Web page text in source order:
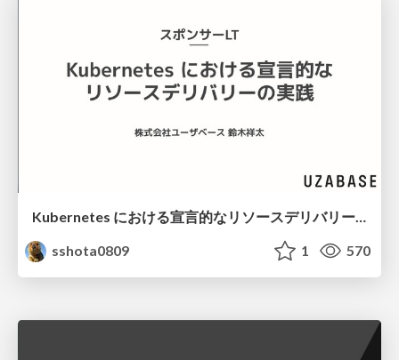
Kubernetes における宣言的なリソースデリバリーの実践
sshota0809
1 570